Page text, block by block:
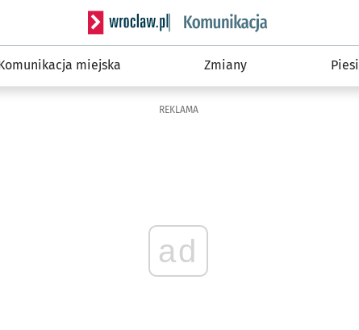
Serwis informacyjny wroclaw.pl podserwis:
miejska Zmiany Piesi
REKLAMA
ad